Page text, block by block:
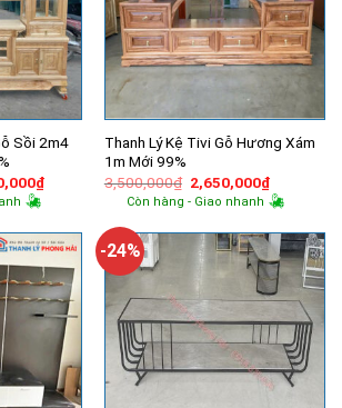
Sồi 2m4
₫Giá
hiện
10,300,000₫.
Thanh Lý Kệ Tivi Gỗ Hương Xám
1m Mới 99%
3,500,000₫ Giá
gốc
là:
2,650,000₫Giá
hiện
tại
Còn hàng - Giao nhanh
-24%